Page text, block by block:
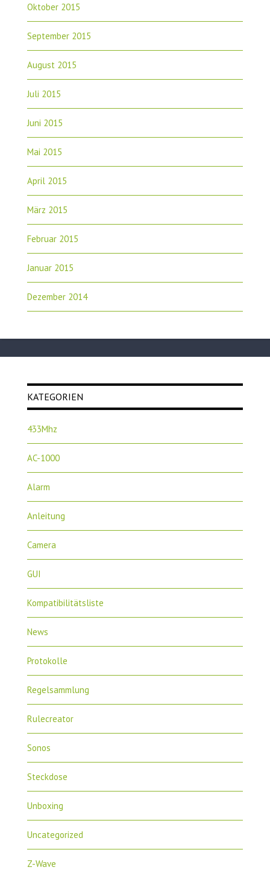
Oktober 2015
September 2015
August 2015
Juli 2015
Juni 2015
Mai 2015
April 2015
März 2015
Februar 2015
Januar 2015
Dezember 2014
KATEGORIEN
433Mhz
AC-1000
Alarm
Anleitung
Camera
GUI
Kompatibilitätsliste
News
Protokolle
Regelsammlung
Rulecreator
Sonos
Steckdose
Unboxing
Uncategorized
Z-Wave